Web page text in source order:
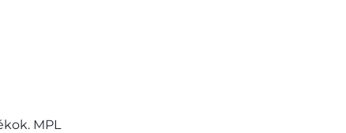
MPL